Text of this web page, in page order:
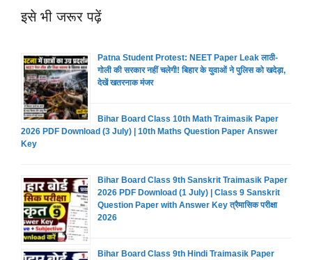
इसे भी जरूर पढ़ें
Patna Student Protest: NEET Paper Leak लाठी-
गोली की सरकार नहीं चलेगी! बिहार के युवाओं ने पुलिस को खदेड़ा,
देखें खतरनाक मंजर
Bihar Board Class 10th Math Traimasik Paper
2026 PDF Download (3 July) | 10th Maths Question Paper Answer
Key
Bihar Board Class 9th Sanskrit Traimasik Paper
2026 PDF Download (1 July) | Class 9 Sanskrit
Question Paper with Answer Key त्रैमासिक परीक्षा
2026
Bihar Board Class 9th Hindi Traimasik Paper